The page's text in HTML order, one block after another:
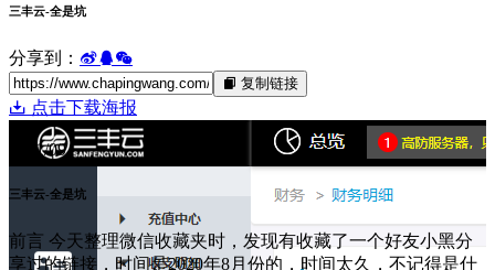
三丰云-全是坑
分享到：
复制链接
点击下载海报
2021/09
三丰云-全是坑
前言 今天整理微信收藏夹时，发现有收藏了一个好友小黑分
享过的链接，时间是2020年8月份的，时间太久，不记得是什